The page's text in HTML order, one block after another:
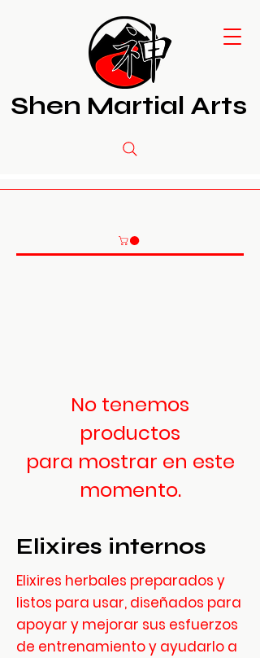
Shen Martial Arts
No tenemos
productos
para mostrar en este
momento.
Elixires internos
Elixires herbales preparados y
listos para usar, diseñados para
apoyar y mejorar sus esfuerzos
de entrenamiento y ayudarlo a